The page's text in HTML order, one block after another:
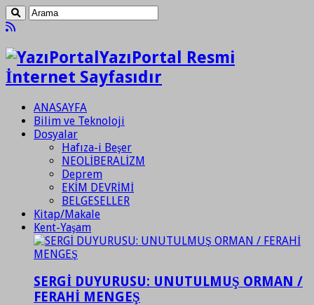
YazıPortal Resmi
İnternet Sayfasıdır
ANASAYFA
Bilim ve Teknoloji
Dosyalar
Hafıza-i Beşer
NEOLİBERALİZM
Deprem
EKİM DEVRİMİ
BELGESELLER
Kitap/Makale
Kent-Yaşam
SERGİ DUYURUSU: UNUTULMUŞ ORMAN /
FERAHİ MENGEŞ